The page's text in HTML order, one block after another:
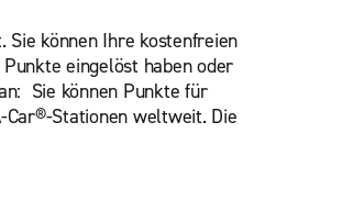
können Ihre kostenfreien
eingelöst haben oder
Sie können Punkte für
Car®-Stationen weltweit. Die